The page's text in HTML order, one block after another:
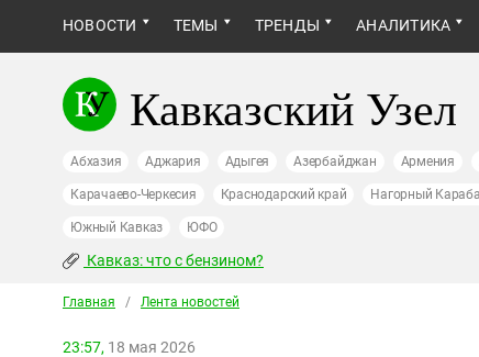
НОВОСТИ ТЕМЫ ТРЕНДЫ АНАЛИТИКА
Кавказский Узел
Абхазия Аджария Адыгея Азербайджан Армения
Карачаево-Черкесия Краснодарский край Нагорный
Южный Кавказ ЮФО
Кавказ: что с бензином?
Главная / Лента новостей
23:57, 18 мая 2026